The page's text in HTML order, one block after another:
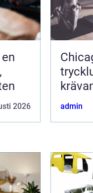
2026 admin